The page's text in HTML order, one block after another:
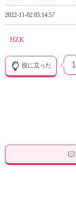
2022-11-02 05:14:57
HZK
役に立った 1